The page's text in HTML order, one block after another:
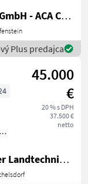
Stumpf GmbH - ACA Center Stumpf
Plus predajca
45.000
€
20 % s DPH
37.500 €
netto
auf
Hatheuer Landtechnik GmbH & Co.KG.